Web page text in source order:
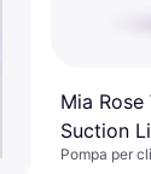
Mia
Suction
Purple
Pompa per